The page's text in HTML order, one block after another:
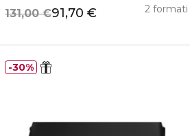
91,70 €
131,00 € 2 formati
30%